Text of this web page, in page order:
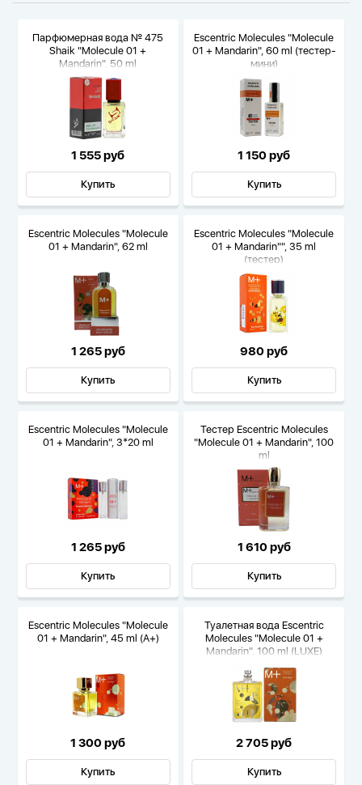
Парфюмерная вода № 475
Shaik "Molecule 01 +
Mandarin", 50 ml
1 555 руб
Купить
Escentric Molecules "Molecule
01 + Mandarin", 60 ml (тестер-
мини)
1 150 руб
Купить
Escentric Molecules "Molecule
01 + Mandarin", 62 ml
1 265 руб
Купить
Escentric Molecules "Molecule
01 + Mandarin"", 35 ml
(тестер)
980 руб
Купить
Escentric Molecules "Molecule
01 + Mandarin", 3*20 ml
1 265 руб
Купить
Тестер Escentric Molecules
"Molecule 01 + Mandarin", 100
ml
1 610 руб
Купить
Escentric Molecules "Molecule
01 + Mandarin", 45 ml (A+)
1 300 руб
Купить
Туалетная вода Escentric
Molecules "Molecule 01 +
Mandarin", 100 ml (LUXE)
2 705 руб
Купить